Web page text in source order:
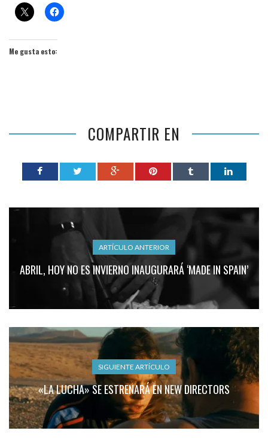
Me gusta esto:
COMPARTIR EN
ARTÍCULO ANTERIOR
ABRIL, HOY NO ES INVIERNO INAUGURARÁ ‘MADE IN SPAIN’
SIGUIENTE ARTÍCULO
«LA LUCHA» SE ESTRENARÁ EN NEW DIRECTORS